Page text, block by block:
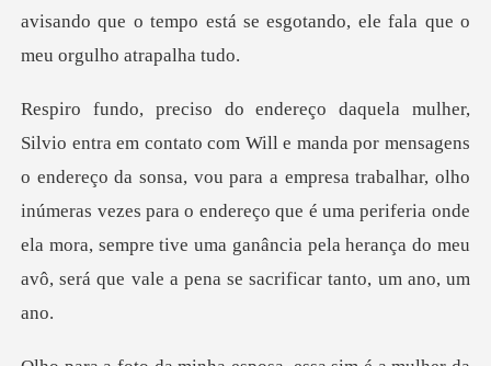
avisando que o tempo está se esgota
ereço da sonsa, vou para a empresa trabalhar, olho
inúmeras vezes para o endereço que é uma periferia onde
ela